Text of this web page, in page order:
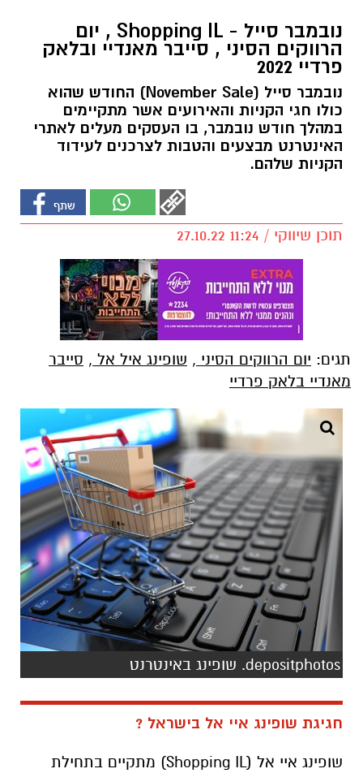
נובמבר סייל - Shopping IL , יום
הרווקים הסיני , סייבר מאנדיי ובלאק
פרדיי 2022
נובמבר סייל (November Sale) החודש שהוא
כולו חגי הקניות והאירועים אשר מתקיימים
במהלך חודש נובמבר, בו העסקים מעלים לאתרי
האינטרנט מבצעים והטבות לצרכנים לעידוד
הקניות שלהם.
תוכן שיווקי / 11:24 27.10.22
תגים: יום הרווקים הסיני , שופינג איל אל , סייבר
מאנדיי בלאק פרדיי
depositphotos. שופינג באינטרנט
חגיגת שופינג איי אל בישראל ?
שופינג איי אל (Shopping IL) מתקיים בתחילת